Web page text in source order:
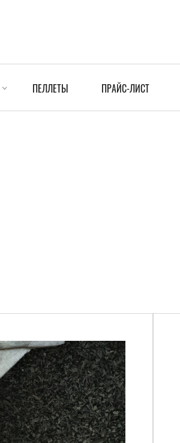
ПЕЛЛЕТЫ ПРАЙС-ЛИСТ